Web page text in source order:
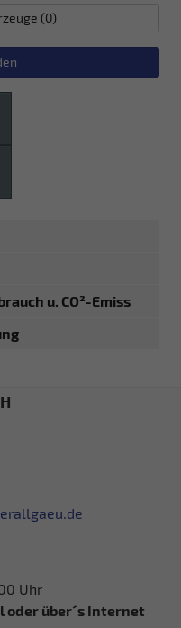
(0)
u. CO²-Emiss
Uhr
oder über´s Internet